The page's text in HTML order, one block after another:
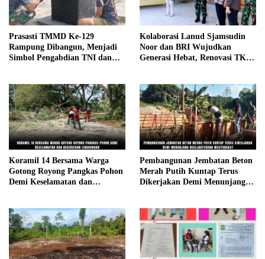
Prasasti TMMD Ke-129
Rampung Dibangun, Menjadi
Simbol Pengabdian TNI dan
Kolaborasi Lanud Sjamsudin
Noor dan BRI Wujudkan
Generasi Hebat, Renovasi TK
Koramil 14 Bersama Warga
Gotong Royong Pangkas Pohon
Demi Keselamatan dan
Pembangunan Jembatan Beton
Merah Putih Kuntap Terus
Dikerjakan Demi Menunjang